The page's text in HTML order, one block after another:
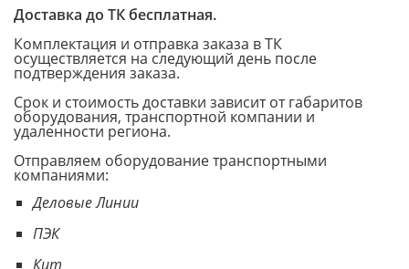
Доставка до ТК бесплатная.
Комплектация и отправка заказа в ТК
осуществляется на следующий день после
подтверждения заказа.
Срок и стоимость доставки зависит от габаритов
оборудования, транспортной компании и
удаленности региона.
Отправляем оборудование транспортными
компаниями:
Деловые Линии
ПЭК
Кит